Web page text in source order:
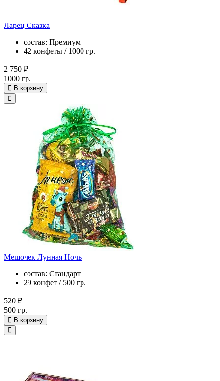
Ларец Сказка
состав: Премиум
42 конфеты / 1000 гр.
2 750 ₽
1000 гр.
В корзину
Мешочек Лунная Ночь
состав: Стандарт
29 конфет / 500 гр.
520 ₽
500 гр.
В корзину